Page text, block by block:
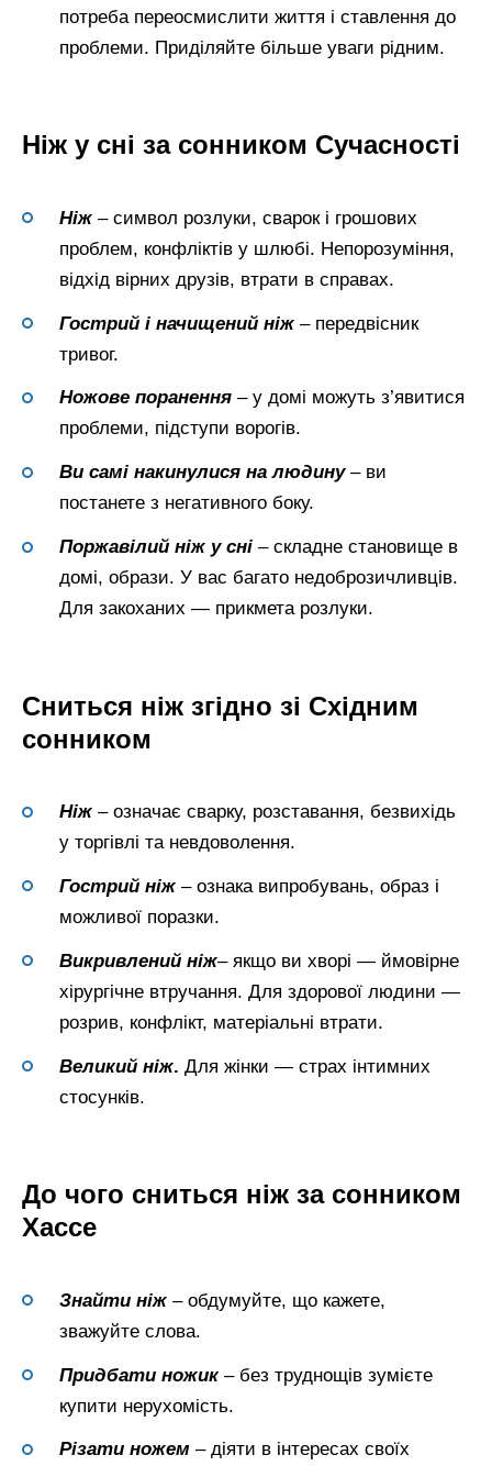
потреба переосмислити життя і ставлення до
проблеми. Приділяйте більше уваги рідним.
Ніж у сні за сонником Сучасності
Ніж – символ розлуки, сварок і грошових
проблем, конфліктів у шлюбі. Непорозуміння,
відхід вірних друзів, втрати в справах.
Гострий і начищений ніж – передвісник
тривог.
Ножове поранення – у домі можуть з’явитися
проблеми, підступи ворогів.
Ви самі накинулися на людину – ви
постанете з негативного боку.
Поржавілий ніж у сні – складне становище в
домі, образи. У вас багато недоброзичливців.
Для закоханих — прикмета розлуки.
Сниться ніж згідно зі Східним
сонником
Ніж – означає сварку, розставання, безвихідь
у торгівлі та невдоволення.
Гострий ніж – ознака випробувань, образ і
можливої поразки.
Викривлений ніж– якщо ви хворі — ймовірне
хірургічне втручання. Для здорової людини —
розрив, конфлікт, матеріальні втрати.
Великий ніж. Для жінки — страх інтимних
стосунків.
До чого сниться ніж за сонником
Хассе
Знайти ніж – обдумуйте, що кажете,
зважуйте слова.
Придбати ножик – без труднощів зумієте
купити нерухомість.
Різати ножем – діяти в інтересах своїх